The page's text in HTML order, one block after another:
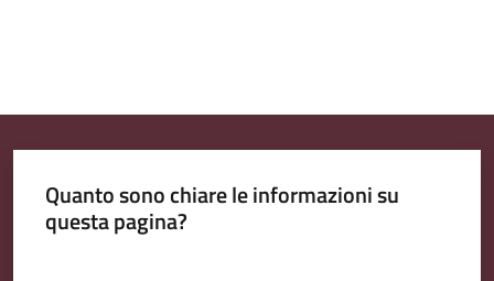
Quanto sono chiare le informazioni su
questa pagina?